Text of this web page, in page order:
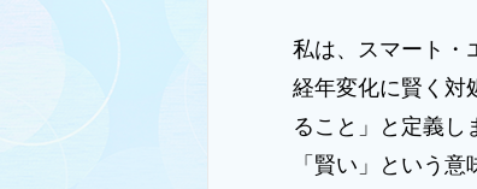
私は、スマート・
経年変化に賢く対
ること」と定義し
「賢い」という意